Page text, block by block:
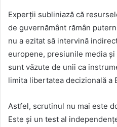
Experții subliniază că
de guvernământ rămân
nu a ezitat să intervină
europene, presiunile media
sunt văzute de unii ca
limita libertatea decizională a
Astfel, scrutinul nu mai este
Este și un test al